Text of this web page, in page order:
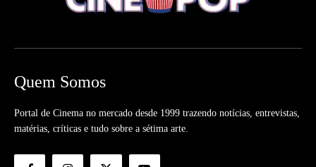
Quem Somos
Portal de Cinema no mercado desde 1999 trazendo notícias, entrevistas,
matérias, críticas e tudo sobre a sétima arte.